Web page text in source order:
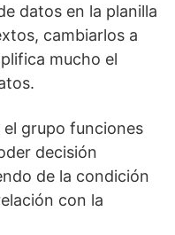
datos en la planilla
cambiarlos a
mucho el
el grupo funciones
decisión
de la condición
con la